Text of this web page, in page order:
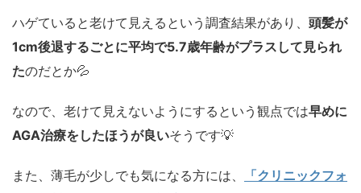
ハゲていると老けて見えるという調査結果があり、 頭髪が
1cm後退するごとに平均で5.7歳年齢がプラスして見られ
たのだとか💦
なので、老けて見えないようにするという観点では早めに
AGA治療をしたほうが良いそうです💡
また、薄毛が少しでも気になる方には、
「クリニックフォ